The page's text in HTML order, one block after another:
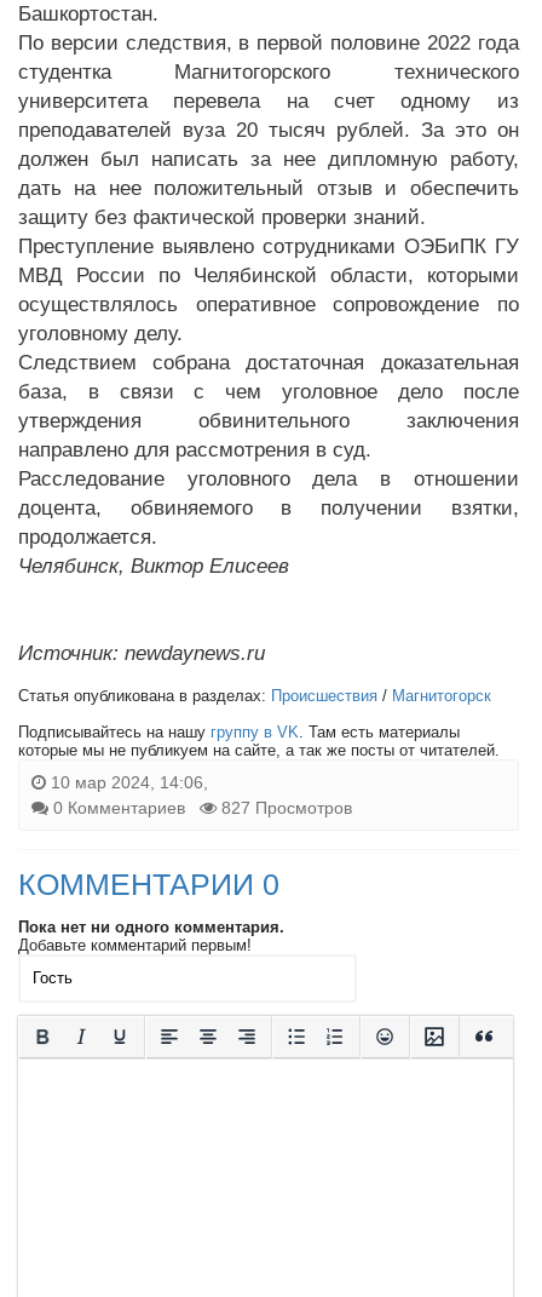
Башкортостан.
По версии следствия, в первой половине 2022 года
студентка Магнитогорского технического
университета перевела на счет одному из
преподавателей вуза 20 тысяч рублей. За это он
должен был написать за нее дипломную работу,
дать на нее положительный отзыв и обеспечить
защиту без фактической проверки знаний.
Преступление выявлено сотрудниками ОЭБиПК ГУ
МВД России по Челябинской области, которыми
осуществлялось оперативное сопровождение по
уголовному делу.
Следствием собрана достаточная доказательная
база, в связи с чем уголовное дело после
утверждения обвинительного заключения
направлено для рассмотрения в суд.
Расследование уголовного дела в отношении
доцента, обвиняемого в получении взятки,
продолжается.
Челябинск, Виктор Елисеев
Источник: newdaynews.ru
Статья опубликована в разделах: Происшествия / Магнитогорск
Подписывайтесь на нашу группу в VK . Там есть материалы
которые мы не публикуем на сайте, а так же посты от читателей.
10 мар 2024, 14:06,
0 Комментариев
827 Просмотров
КОММЕНТАРИИ 0
Пока нет ни одного комментария.
Добавьте комментарий первым!